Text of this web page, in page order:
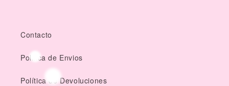
Contacto
Politica de Envios
Política de Devoluciones